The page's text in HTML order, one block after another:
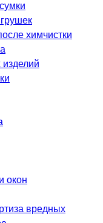
химчистки
окон
вредных